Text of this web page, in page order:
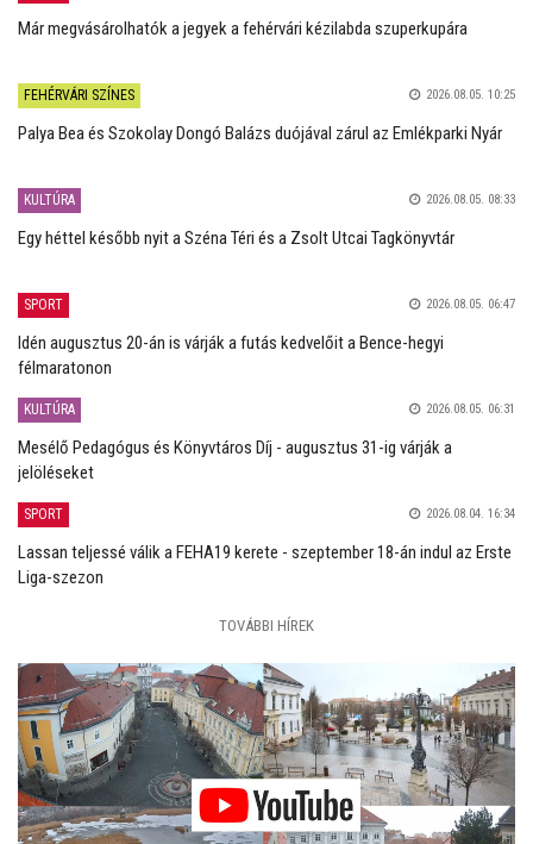
Már megvásárolhatók a jegyek a fehérvári kézilabda szuperkupára
FEHÉRVÁRI SZÍNES 2026.08.05. 10:25
Palya Bea és Szokolay Dongó Balázs duójával zárul az Emlékparki Nyár
KULTÚRA 2026.08.05. 08:33
Egy héttel később nyit a Széna Téri és a Zsolt Utcai Tagkönyvtár
SPORT 2026.08.05. 06:47
Idén augusztus 20-án is várják a futás kedvelőit a Bence-hegyi
félmaratonon
KULTÚRA 2026.08.05. 06:31
Mesélő Pedagógus és Könyvtáros Díj - augusztus 31-ig várják a
jelöléseket
SPORT 2026.08.04. 16:34
Lassan teljessé válik a FEHA19 kerete - szeptember 18-án indul az Erste
Liga-szezon
TOVÁBBI HÍREK